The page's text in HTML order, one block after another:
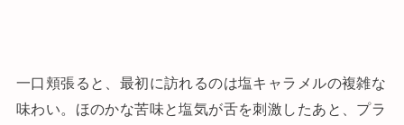
一口頬張ると、最初に訪れるのは塩キャラメルの複雑な
味わい。ほのかな苦味と塩気が舌を刺激したあと、プラ